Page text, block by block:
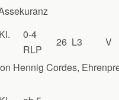
0-4
RLP
26 L3
V
Hennig Cordes,